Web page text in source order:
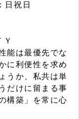
日祝日
Ｙ
能は最優先でな
に利便性を求め
うか、私共は単
だけに留まる事
構築」を常に心